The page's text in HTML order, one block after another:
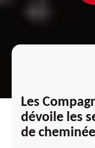
Les
dévoile les
de cheminée